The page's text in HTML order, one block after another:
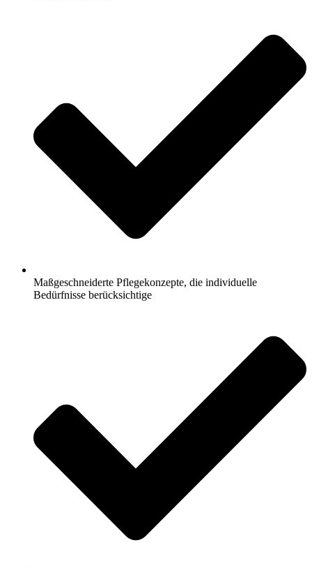
Maßgeschneiderte Pflegekonzepte, die individuelle
Bedürfnisse berücksichtige